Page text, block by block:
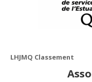
LHJMQ Classement